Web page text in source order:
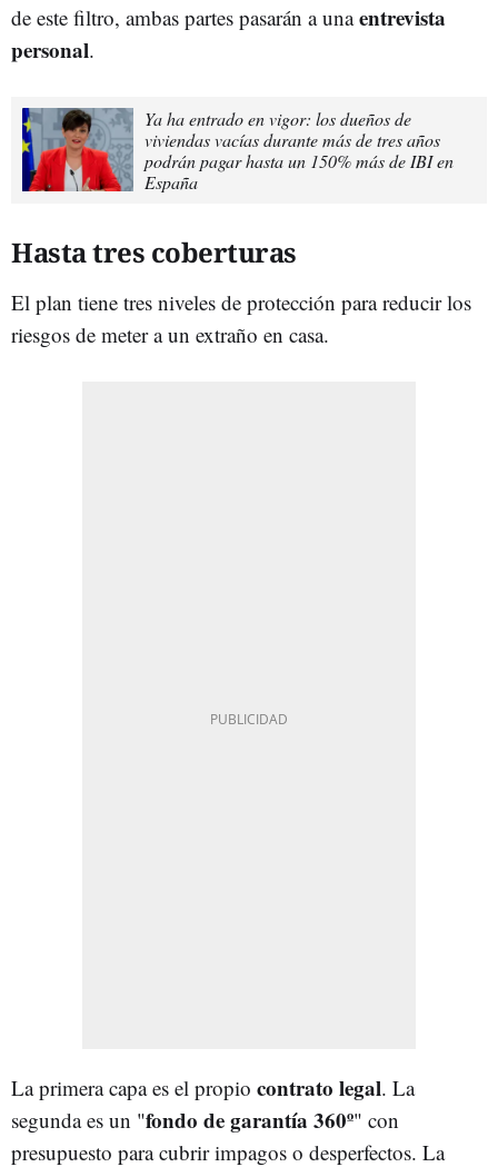
de este filtro, ambas partes pasarán a unaentrevista
personal.
Ya ha entrado en vigor: los dueños de
viviendas vacías durante más de tres años
podrán pagar hasta un 150% más de IBI en
España
Hasta tres coberturas
El plan tiene tres niveles de protección para reducir los
riesgos de meter a un extraño en casa.
La primera capa es el propio contrato legal. La
segunda es un "fondo de garantía 360º" con
presupuesto para cubrir impagos o desperfectos. La